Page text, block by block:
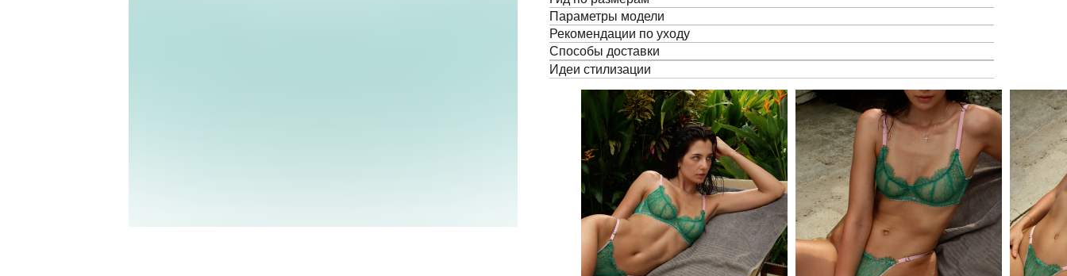
Параметры модели
Рекомендации по уходу
Способы доставки
Идеи стилизации